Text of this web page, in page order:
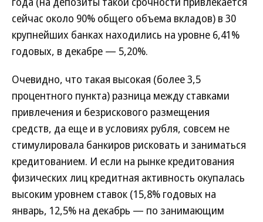
сейчас около 90% общего объема вкладов) в 30
крупнейших банках находились на уровне 6,41%
годовых, в декабре — 5,20%.
Очевидно, что такая высокая (более 3,5
процентного пункта) разница между ставками
привлечения и безрискового размещения
средств, да еще и в условиях рубля, совсем не
стимулировала банкиров рисковать и заниматься
кредитованием. И если на рынке кредитования
физических лиц кредитная активность окупалась
высоким уровнем ставок (15,8% годовых на
январь, 12,5% на декабрь — по занимающим